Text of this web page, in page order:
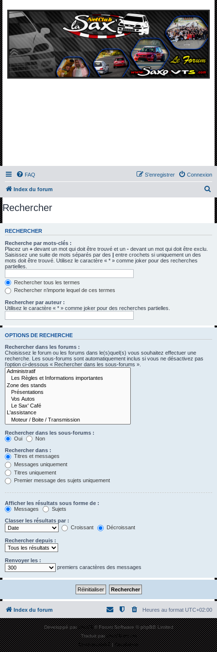
FAQ Connexion
S’enregistrer
Index du forum
e
Rechercher
RECHERCHER
Recherche par mots-clés :
Placez un + devant un mot qui doit être trouvé et un - devant un mot qui doit être exclu.
Saisissez une suite de mots séparés par des | entre crochets si uniquement un des
mots doit être trouvé. Utilisez le caractère « * » comme joker pour des recherches
partielles.
Rechercher tous les termes
Rechercher n’importe lequel de ces termes
Rechercher par auteur :
Utilisez le caractère « * » comme joker pour des recherches partielles.
OPTIONS DE RECHERCHE
Rechercher dans les forums :
Choisissez le forum ou les forums dans le(s)quel(s) vous souhaitez effectuer une
recherche. Les sous-forums sont automatiquement inclus si vous ne désactivez pas
l’option ci-dessous « Rechercher dans les sous-forums ».
Rechercher dans les sous-forums :
Oui
Non
Rechercher dans :
Titres et messages
Messages uniquement
Titres uniquement
Premier message des sujets uniquement
Afficher les résultats sous forme de :
Messages
Sujets
Classer les résultats par :
Croissant
Décroissant
Rechercher depuis :
Renvoyer les :
premiers caractères des messages
Index du forum Heures au format UTC+02:00
Développé parphpBB® Forum Software © phpBB Limited
Traduit parphpBB-fr.com
Confidentialité|Conditions